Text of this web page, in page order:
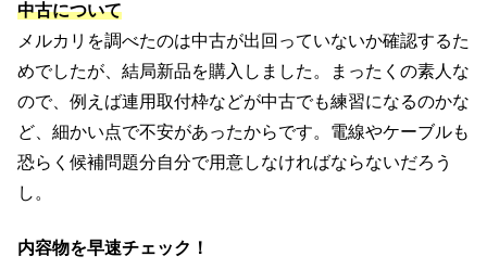
中古について
メルカリを調べたのは中古が出回っていないか確認するた
めでしたが、結局新品を購入しました。まったくの素人な
ので、例えば連用取付枠などが中古でも練習になるのかな
ど、細かい点で不安があったからです。電線やケーブルも
恐らく候補問題分自分で用意しなければならないだろう
し。
内容物を早速チェック！